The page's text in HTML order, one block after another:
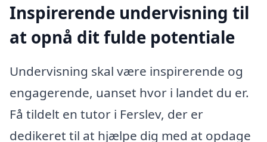
Inspirerende undervisning til
at opnå dit fulde potentiale
Undervisning skal være inspirerende og
engagerende, uanset hvor i landet du er.
Få tildelt en tutor i Ferslev, der er
dedikeret til at hjælpe dig med at opdage